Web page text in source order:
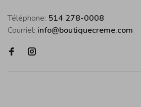
Téléphone: 514 278-0008
Courriel: info@boutiquecreme.com